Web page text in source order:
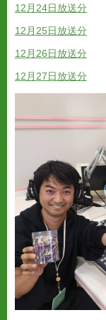
12月24日放送分
12月25日放送分
12月26日放送分
12月27日放送分